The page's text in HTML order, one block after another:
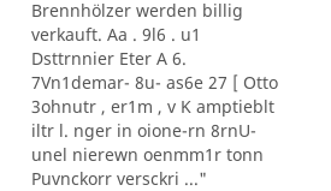
Brennhölzer werden billig
verkauft. Aa . 9l6 . u1
Dsttrnnier Eter A 6.
7Vn1demar- 8u- as6e 27 [ Otto
3ohnutr , er1m , v K amptieblt
iltr l. nger in oione-rn 8rnU-
unel nierewn oenmm1r tonn
Puvnckorr versckri ..."